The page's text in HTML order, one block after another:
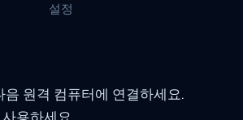
설정
음 원격 컴퓨터에 연결하세요.